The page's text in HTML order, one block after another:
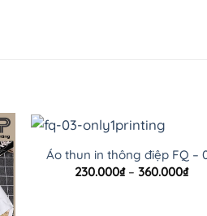
Áo thun in thông điệp FQ –
230.000₫ – 360.000₫